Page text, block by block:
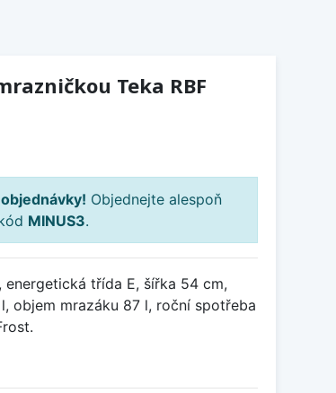
Teka RBF
Objednejte alespoň
MINUS3.
třída E, šířka 54 cm,
objem mrazáku 87 l, roční spotřeba